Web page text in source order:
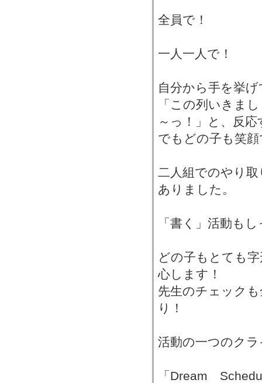
全員で！
一人一人で！
自分から手を挙
「この列いきま
～っ！」と、反
でもどの子も笑
二人組でのやり
ありました。
「書く」活動も
どの子もとても
心します！
先生のチェック
り！
活動の一つのク
「Dream